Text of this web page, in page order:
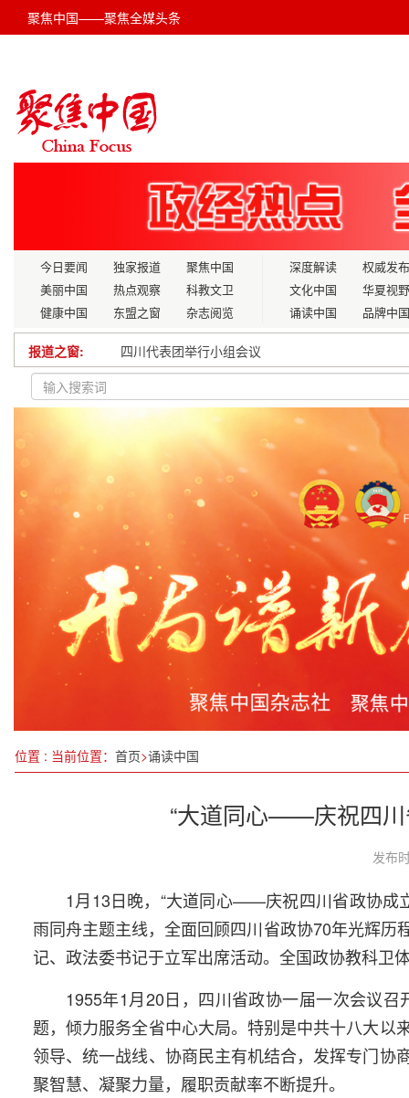
聚焦中国——聚焦全媒头条
今日要闻 独家报道
聚焦中国
美丽中国
热点观察
科教文卫
健康中国
东盟之窗 杂志阅览
深度解读
权威发布
文化中国
华夏视野
诵读中国
品牌中国
报道之窗:
四川代表团举行小组会议
江津区市场监督管理局、民协召开全民反诈骗工作
许惠文与战友情酒业：以巾帼力量共绘“十五五”高
上海奉贤区政协召开2025年度工作会议
电视理论节目《文耀中华》创作座谈会举行
抱好“金娃娃” 发展大产业
评论员看两会 “加快”，要速度更要力度
南网财务公司到云网能源曲靖公司调研
跨层排水：李继昌的“位能”创新与“十五五”的科技
位置 : 当前位置： 首页>诵读中国
“大道同心——庆祝四川
发布
1月13日晚，“大道同心——庆祝四川省政协成
雨同舟主题主线，全面回顾四川省政协70年光辉
记、政法委书记于立军出席活动。全国政协教科卫
1955年1月20日，四川省政协一届一次会议
题，倾力服务全省中心大局。特别是中共十八大以
领导、统一战线、协商民主有机结合，发挥专门协
聚智慧、凝聚力量，履职贡献率不断提升。